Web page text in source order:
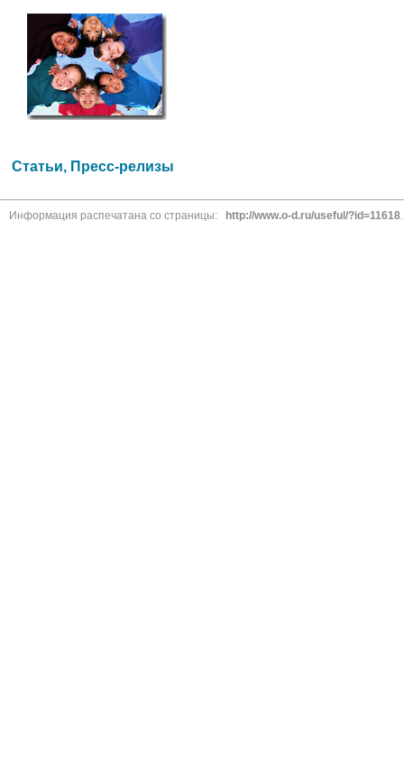
Статьи, Пресс-релизы
Информация распечатана со страницы: http://www.o-d.ru/useful/?id=11618